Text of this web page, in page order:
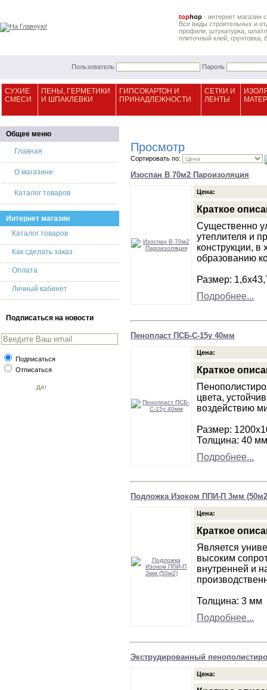
tophop - интернет магазин
Все виды строительных и
профили, штукатурка,
плиточный клей, грунтовка,
Пользователь Пароль
СУХИЕ
СМЕСИ
ПЕНЫ, ГЕРМЕТИКИ
И ШПАКЛЕВКИ
ГИПСОКАРТОН И
ПРИНАДЛЕЖНОСТИ
СЕТКИ И
ЛЕНТЫ
Общее меню
Главная
О магазине
Каталог товаров
Интернет магазин
Каталог товаров
Как сделать заказ
Оплата
Личный кабинет
Подписаться на новости
Подписаться
Отписаться
Просмотр
Сортировать по:
Изоспан В 70м2 Пароизоляция
Цена:
Краткое
Существенно
утеплителя и
конструкции, в
образованию
Размер:
Подробнее...
Пенопласт ПСБ-С-15у 40мм
Цена:
Краткое
цвета,
воздействию
Размер:
Толщина: 40 мм
Подробнее...
Подложка Изоком ППИ-П 3мм
Цена:
Краткое
Является
высоким
внутренней и
Толщина: 3 мм
Подробнее...
Экструдированный
Цена: